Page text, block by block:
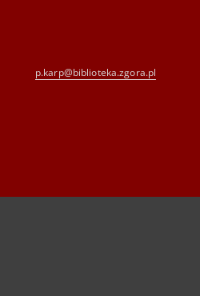
p.karp@biblioteka.zgora.pl